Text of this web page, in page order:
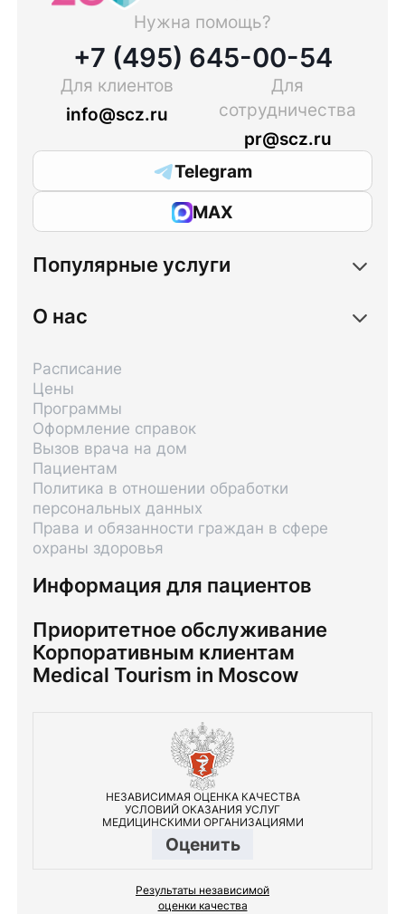
Нужна помощь?
+7 (495) 645-00-54
Для клиентов
info@scz.ru
Для
сотрудничества
pr@scz.ru
Telegram
MAX
Популярные услуги
О нас
Информация для пациентов
Расписание
Цены
Программы
Оформление справок
Вызов врача на дом
Пациентам
Политика в отношении обработки
персональных данных
Права и обязанности граждан в сфере
охраны здоровья
Приоритетное обслуживание
Корпоративным клиентам
Medical Tourism in Moscow
НЕЗАВИСИМАЯ ОЦЕНКА КАЧЕСТВА
УСЛОВИЙ ОКАЗАНИЯ УСЛУГ
МЕДИЦИНСКИМИ ОРГАНИЗАЦИЯМИ
Оценить
Результаты независимой
оценки качества